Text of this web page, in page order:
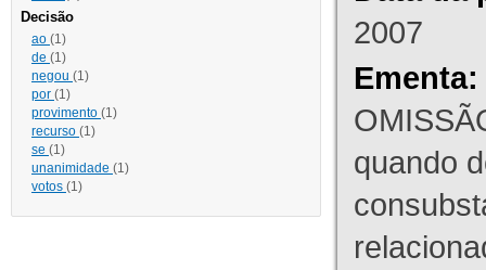
Decisão
ao (1)
de (1)
negou (1)
por (1)
provimento (1)
recurso (1)
se (1)
unanimidade (1)
votos (1)
2007
Ementa:
quando